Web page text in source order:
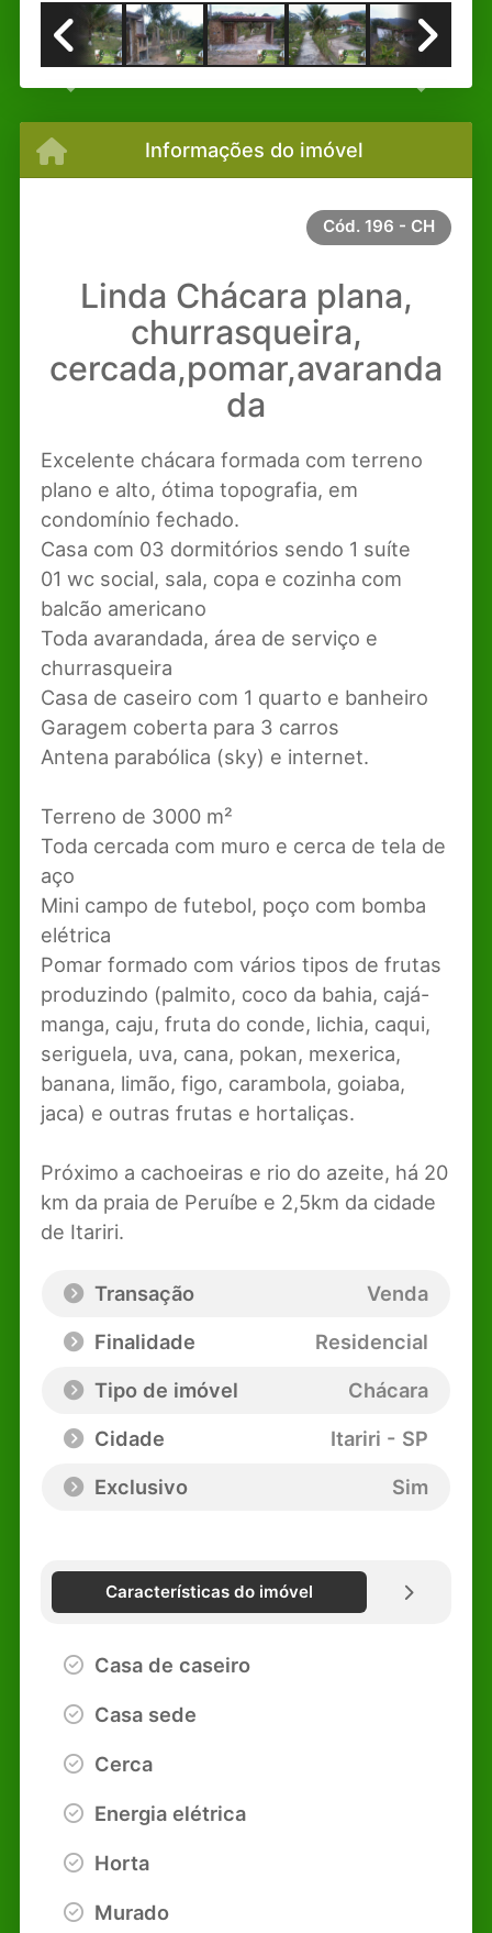
Previous Next
Informações do imóvel
Cód. 196 - CH
Linda Chácara plana,
churrasqueira,
cercada,pomar,avaranda
da
Excelente chácara formada com terreno
plano e alto, ótima topografia, em
condomínio fechado.
Casa com 03 dormitórios sendo 1 suíte
01 wc social, sala, copa e cozinha com
balcão americano
Toda avarandada, área de serviço e
churrasqueira
Casa de caseiro com 1 quarto e banheiro
Garagem coberta para 3 carros
Antena parabólica (sky) e internet.
Terreno de 3000 m²
Toda cercada com muro e cerca de tela de
aço
Mini campo de futebol, poço com bomba
elétrica
Pomar formado com vários tipos de frutas
produzindo (palmito, coco da bahia, cajá-
manga, caju, fruta do conde, lichia, caqui,
seriguela, uva, cana, pokan, mexerica,
banana, limão, figo, carambola, goiaba,
jaca) e outras frutas e hortaliças.
Próximo a cachoeiras e rio do azeite, há 20
km da praia de Peruíbe e 2,5km da cidade
de Itariri.
Transação
Venda
Finalidade
Residencial
Tipo de imóvel
Chácara
Cidade
Itariri - SP
Exclusivo
Sim
Características do imóvel
Casa de caseiro
Casa sede
Cerca
Energia elétrica
Horta
Murado